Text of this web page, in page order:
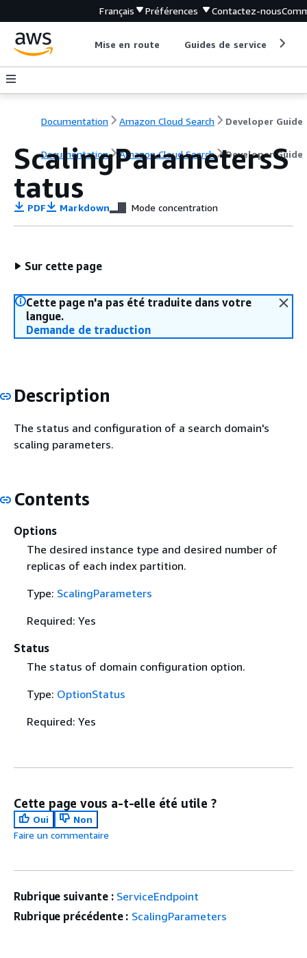
Français Préférences Contactez-nous
Mise en route Guides de service
Documentation Amazon Cloud Search Developer Guide
Documentation Amazon Cloud Search Developer Guide
ScalingParametersS
tatus
PDF Markdown Mode concentration
Sur cette page
Cette page n'a pas été traduite dans votre
langue.
Demande de traduction
Description
The status and configuration of a search domain's
scaling parameters.
Contents
Options
The desired instance type and desired number of
replicas of each index partition.
Type: ScalingParameters
Required: Yes
Status
The status of domain configuration option.
Type: OptionStatus
Required: Yes
Cette page vous a-t-elle été utile ?
Oui
Non
Faire un commentaire
Rubrique suivante : ServiceEndpoint
Rubrique précédente : ScalingParameters